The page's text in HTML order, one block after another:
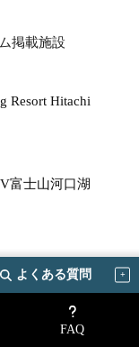
よくある質問
掲載施設
Resort Hitachi
富士山河口湖
FAQ